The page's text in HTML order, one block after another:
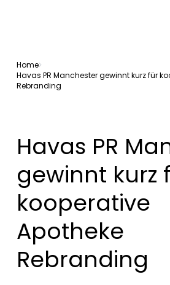
Home
Havas PR Manchester gewinnt kurz für
Rebranding
Havas PR
gewinnt kurz
kooperative
Apotheke
Rebranding